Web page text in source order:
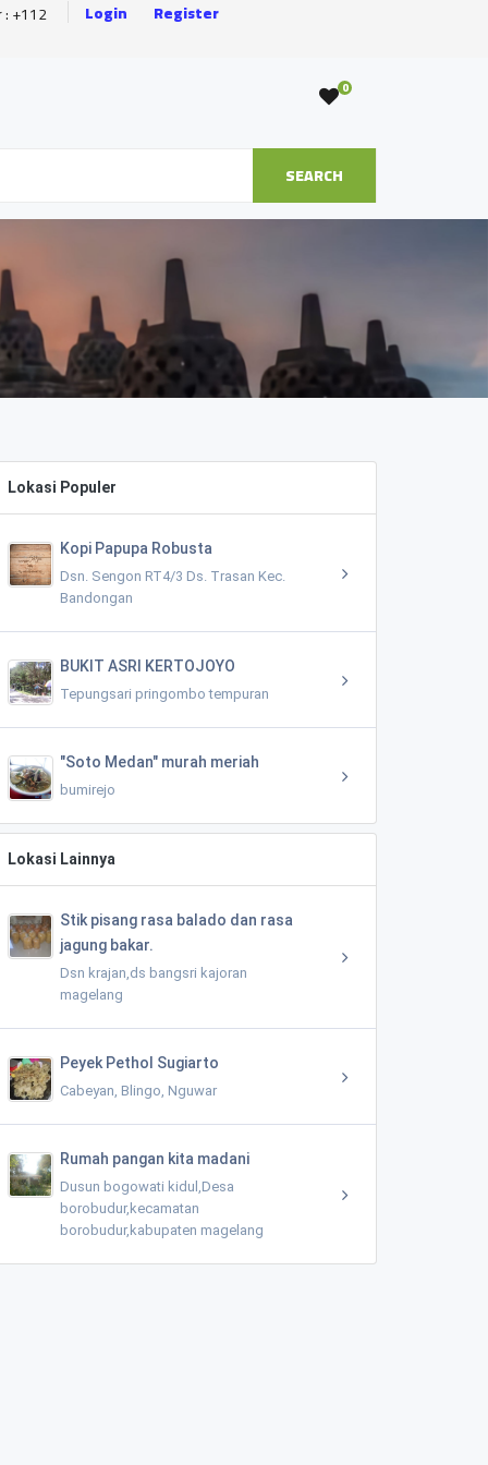
: +112 Login Register
0
SEARCH
Lokasi Populer
Kopi Papupa Robusta
Dsn. Sengon RT4/3 Ds. Trasan Kec.
Bandongan
BUKIT ASRI KERTOJOYO
Tepungsari pringombo tempuran
"Soto Medan" murah meriah
bumirejo
Lokasi Lainnya
Stik pisang rasa balado dan rasa
jagung bakar.
Dsn krajan,ds bangsri kajoran
magelang
Peyek Pethol Sugiarto
Cabeyan, Blingo, Nguwar
Rumah pangan kita madani
Dusun bogowati kidul,Desa
borobudur,kecamatan
borobudur,kabupaten magelang